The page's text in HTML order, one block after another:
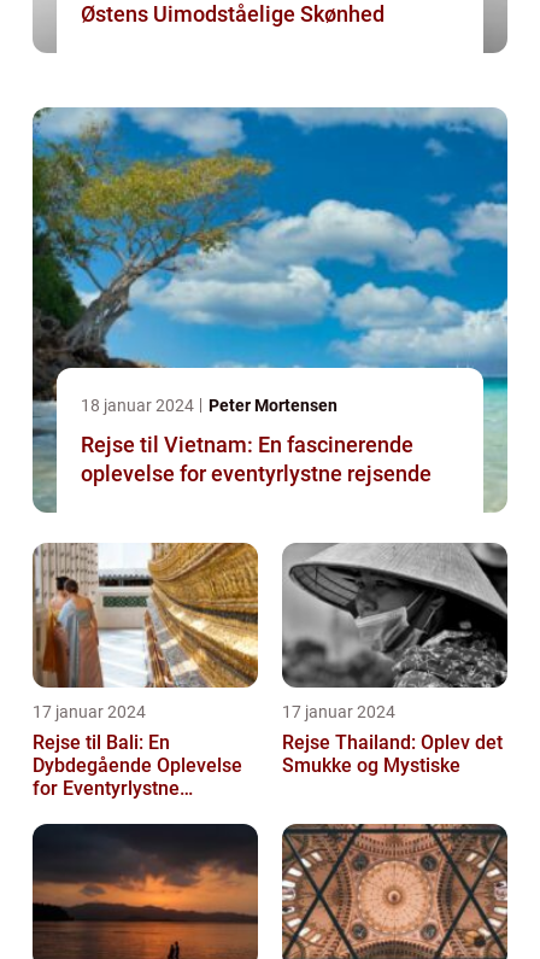
Østens Uimodståelige Skønhed
18 januar 2024 Peter Mortensen
Rejse til Vietnam: En fascinerende
oplevelse for eventyrlystne rejsende
17 januar 2024
Rejse til Bali: En
Dybdegående Oplevelse
for Eventyrlystne
17 januar 2024
Rejse Thailand: Oplev det
Smukke og Mystiske